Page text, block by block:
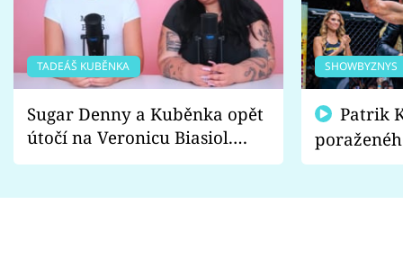
TADEÁŠ KUBĚNKA
Sugar Denny a Kuběnka opět
útočí na Veronicu Biasiol.
Proč je podle nich falešná a
SHOWBYZNYS
fanoušci